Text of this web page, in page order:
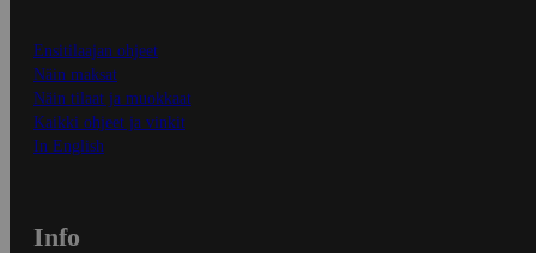
Ensitilaajan ohjeet
Näin maksat
Näin tilaat ja muokkaat
Kaikki ohjeet ja vinkit
In English
Info